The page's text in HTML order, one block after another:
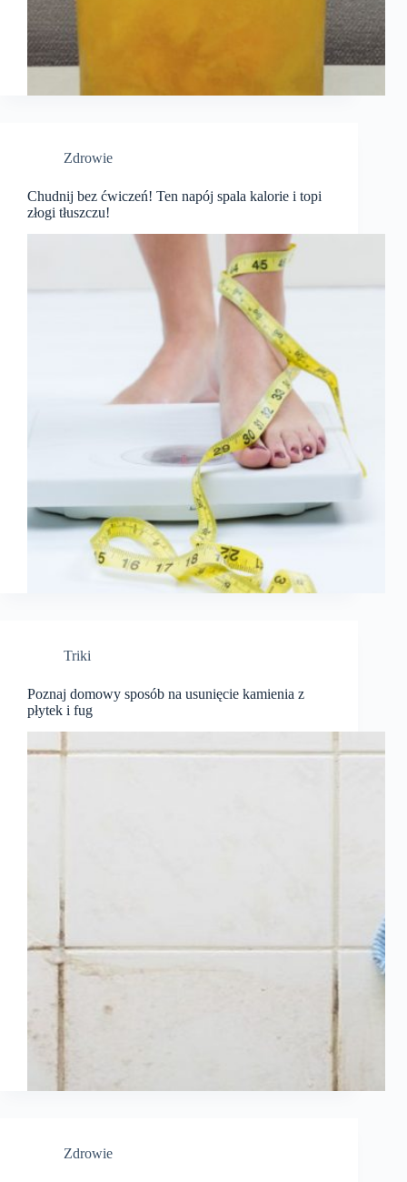
Zdrowie
Chudnij bez ćwiczeń! Ten napój spala kalorie i topi
złogi tłuszczu!
Triki
Poznaj domowy sposób na usunięcie kamienia z
płytek i fug
Zdrowie